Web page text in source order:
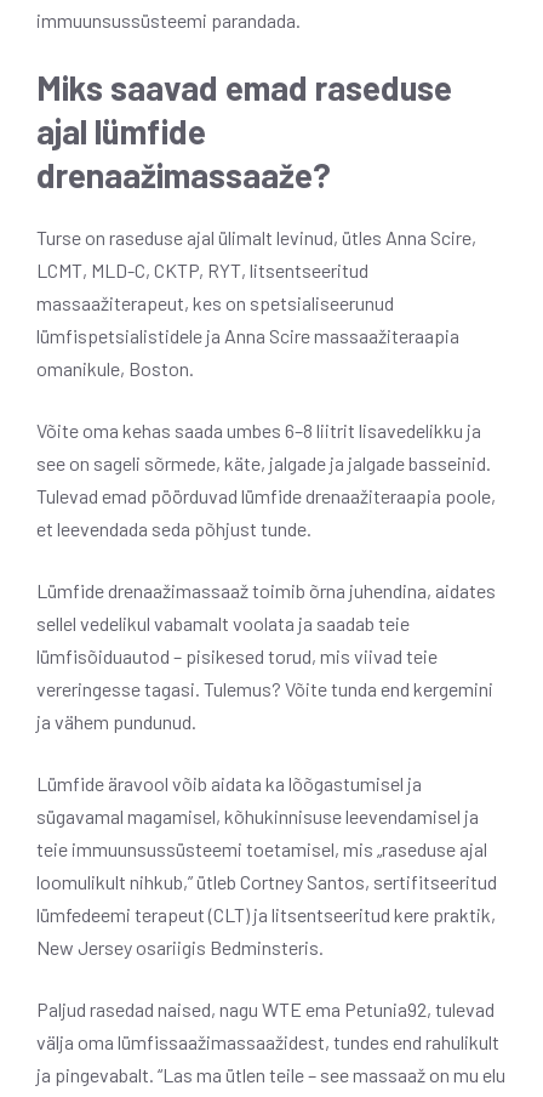
immuunsussüsteemi parandada.
Miks saavad emad raseduse
ajal lümfide
drenaažimassaaže?
Turse on raseduse ajal ülimalt levinud, ütles Anna Scire,
LCMT, MLD-C, CKTP, RYT, litsentseeritud
massaažiterapeut, kes on spetsialiseerunud
lümfispetsialistidele ja Anna Scire massaažiteraapia
omanikule, Boston.
Võite oma kehas saada umbes 6–8 liitrit lisavedelikku ja
see on sageli sõrmede, käte, jalgade ja jalgade basseinid.
Tulevad emad pöörduvad lümfide drenaažiteraapia poole,
et leevendada seda põhjust tunde.
Lümfide drenaažimassaaž toimib õrna juhendina, aidates
sellel vedelikul vabamalt voolata ja saadab teie
lümfisõiduautod – pisikesed torud, mis viivad teie
vereringesse tagasi. Tulemus? Võite tunda end kergemini
ja vähem pundunud.
Lümfide äravool võib aidata ka lõõgastumisel ja
sügavamal magamisel, kõhukinnisuse leevendamisel ja
teie immuunsussüsteemi toetamisel, mis „raseduse ajal
loomulikult nihkub,” ütleb Cortney Santos, sertifitseeritud
lümfedeemi terapeut (CLT) ja litsentseeritud kere praktik,
New Jersey osariigis Bedminsteris.
Paljud rasedad naised, nagu WTE ema Petunia92, tulevad
välja oma lümfissaažimassaažidest, tundes end rahulikult
ja pingevabalt. “Las ma ütlen teile – see massaaž on mu elu